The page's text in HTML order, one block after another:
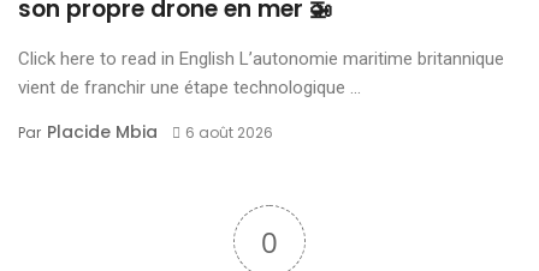
son propre drone en mer 🚁
Click here to read in English L’autonomie maritime britannique
vient de franchir une étape technologique ...
Par Placide Mbia 6 août 2026
0